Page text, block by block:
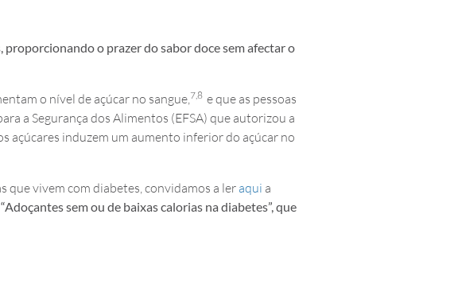
proporcionando o prazer do sabor doce sem afectar o
o nível de açúcar no sangue,7,8 e que as pessoas
a Segurança dos Alimentos (EFSA) que autorizou a
açúcares induzem um aumento inferior do açúcar no
que vivem com diabetes, convidamos a ler aqui a
sem ou de baixas calorias na diabetes”, que